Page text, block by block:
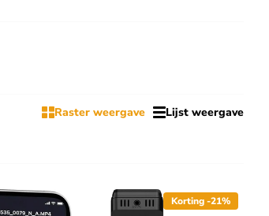
in op het Wifi signaal dat je dashcam
Ook is het mogelijk om live mee te
mee te kijken zul je eenCloud dashcam
Raster weergave Lijst weergave
Korting -21%